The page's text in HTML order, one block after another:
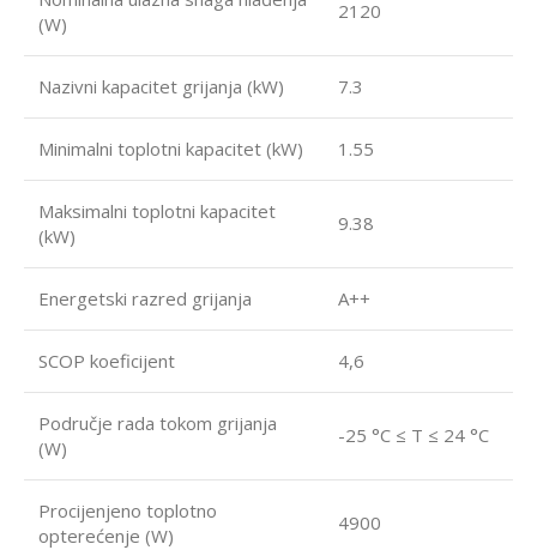
(W)
2120
Nazivni kapacitet grijanja (kW) 7.3
Minimalni toplotni kapacitet (kW) 1.55
Maksimalni toplotni kapacitet
(kW)
9.38
Energetski razred grijanja A++
SCOP koeficijent 4,6
Područje rada tokom grijanja
(W)
-25 °C ≤ T ≤ 24 °C
Procijenjeno toplotno
opterećenje (W)
4900